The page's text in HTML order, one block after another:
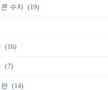
콘 수지 (19)
(16)
(7)
란 (14)